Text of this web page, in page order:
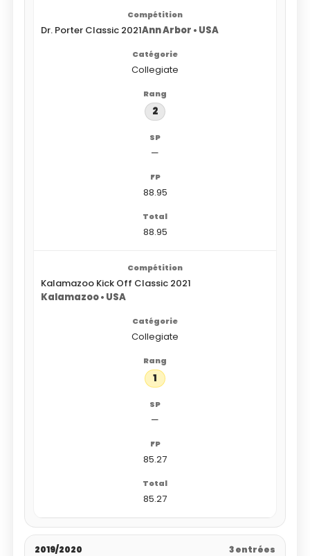
Dr. Porter Classic 2021Ann Arbor • USA
Collegiate
2
—
88.95
88.95
Kalamazoo Kick Off Classic 2021
Kalamazoo • USA
Collegiate
1
—
85.27
85.27
2019/2020 3 entrées